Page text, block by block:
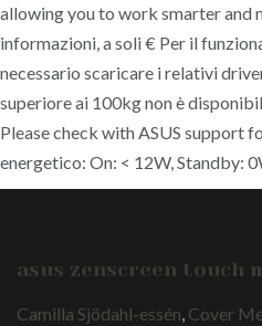
allowing you to work smarter and
informazioni, a soli € Per il
necessario scaricare i relativi
superiore ai 100kg non è
Please check with ASUS support
energetico: On: < 12W, Standby:
asus zenscreen touch
Camilla Sjödahl-essén Cover